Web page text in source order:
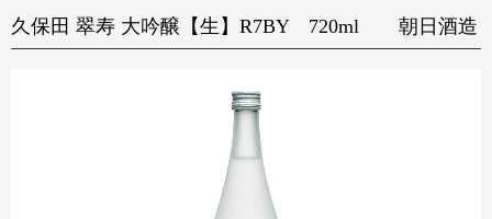
久保田 翠寿 大吟醸【生】R7BY 720ml 朝日酒造